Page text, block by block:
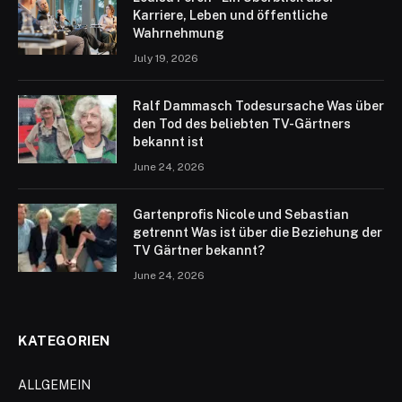
Karriere, Leben und öffentliche
Wahrnehmung
July 19, 2026
Ralf Dammasch Todesursache Was über
den Tod des beliebten TV-Gärtners
bekannt ist
June 24, 2026
Gartenprofis Nicole und Sebastian
getrennt Was ist über die Beziehung der
TV Gärtner bekannt?
June 24, 2026
KATEGORIEN
ALLGEMEIN